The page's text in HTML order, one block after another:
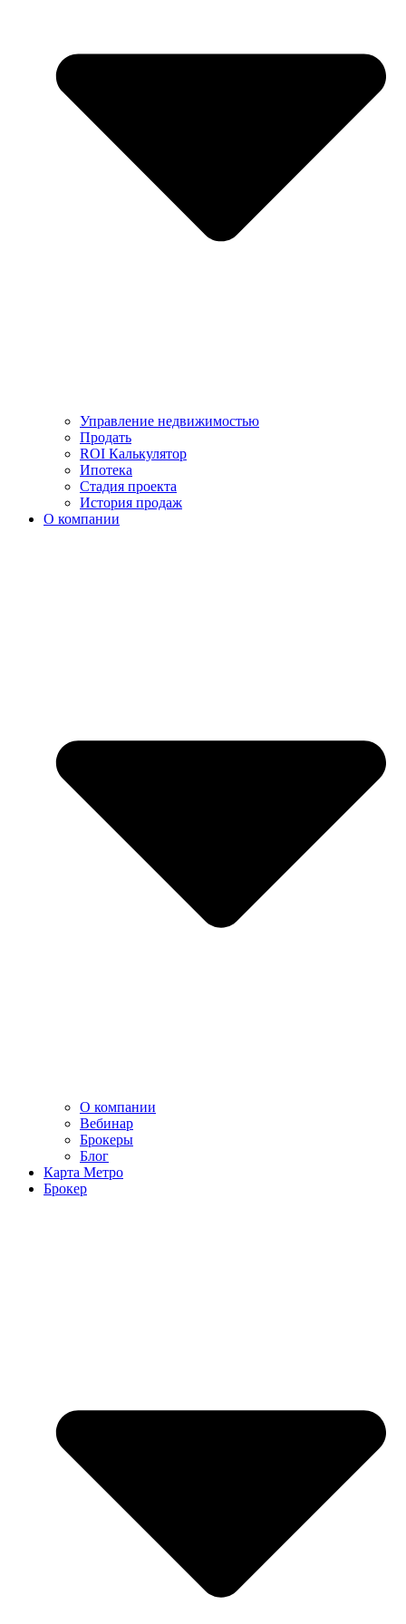
Управление недвижимостью
Продать
ROI Калькулятор
Ипотека
Стадия проекта
История продаж
О компании
О компании
Вебинар
Брокеры
Блог
Карта Метро
Брокер